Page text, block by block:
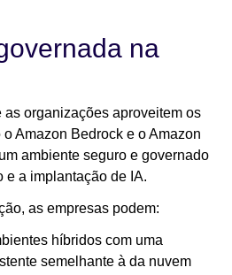
na
organizações aproveitem os
Amazon Bedrock e o Amazon
ambiente seguro e governado
e a implantação de IA.
as empresas podem:
híbridos com uma
semelhante à da nuvem